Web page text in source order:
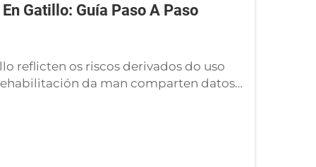
Gatillo: Guía Paso A Paso
reflicten os riscos derivados do uso
da man comparten datos
observar a pacientes que usan
inadecuados. Un longo ...